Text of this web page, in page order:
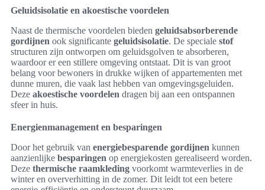
Geluidsisolatie en akoestische voordelen
Naast de thermische voordelen bieden geluidsabsorberende
gordijnen ook significante geluidsisolatie. De speciale stof
structuren zijn ontworpen om geluidsgolven te absorberen,
waardoor er een stillere omgeving ontstaat. Dit is van groot
belang voor bewoners in drukke wijken of appartementen met
dunne muren, die vaak last hebben van omgevingsgeluiden.
Deze akoestische voordelen dragen bij aan een ontspannen
sfeer in huis.
Energienmanagement en besparingen
Door het gebruik van energiebesparende gordijnen kunnen
aanzienlijke besparingen op energiekosten gerealiseerd worden.
Deze thermische raamkleding voorkomt warmteverlies in de
winter en oververhitting in de zomer. Dit leidt tot een betere